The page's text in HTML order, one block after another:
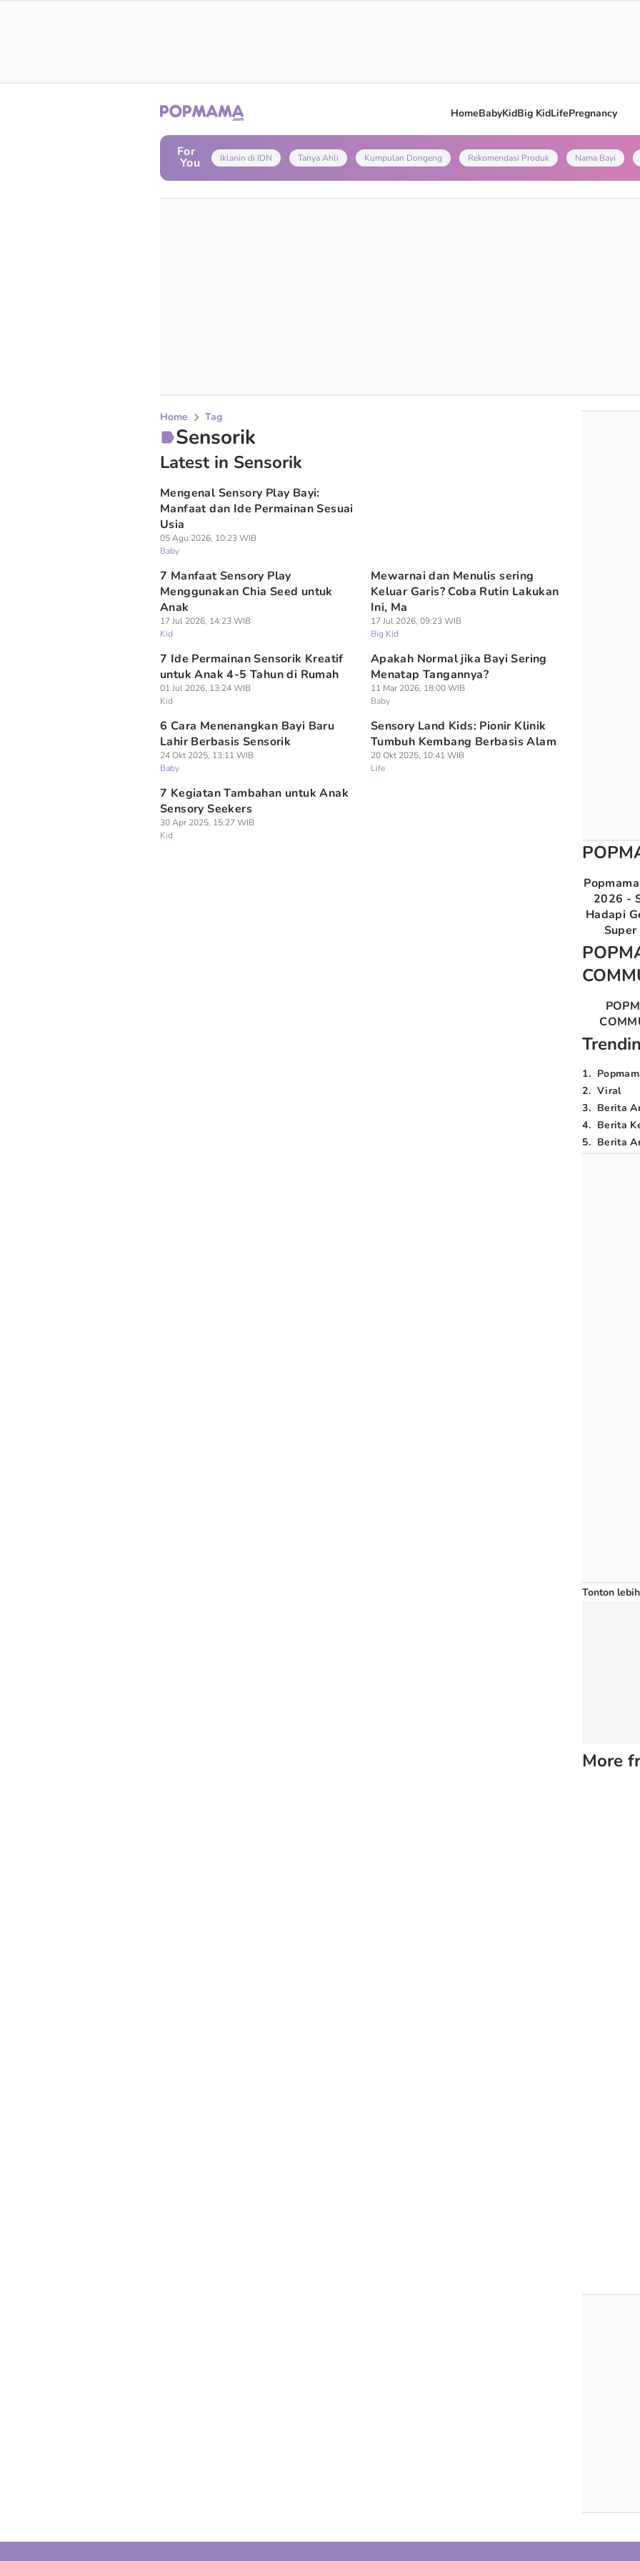
HomeBabyKidBig KidLifePregnancy
For
You Iklanin di IDN Tanya Ahli Kumpulan Dongeng Rekomendasi Produk Nama Bayi
Home Tag
Sensorik
Latest in Sensorik
Mengenal Sensory Play Bayi:
Manfaat dan Ide Permainan Sesuai
Usia
05 Agu 2026, 10:23 WIB
Baby
7 Manfaat Sensory Play
Menggunakan Chia Seed untuk
Anak
17 Jul 2026, 14:23 WIB
Kid
Mewarnai dan Menulis sering
Keluar Garis? Coba Rutin Lakukan
Ini, Ma
17 Jul 2026, 09:23 WIB
Big Kid
7 Ide Permainan Sensorik Kreatif
untuk Anak 4-5 Tahun di Rumah
01 Jul 2026, 13:24 WIB
Kid
Apakah Normal jika Bayi Sering
Menatap Tangannya?
11 Mar 2026, 18:00 WIB
Baby
6 Cara Menenangkan Bayi Baru
Lahir Berbasis Sensorik
24 Okt 2025, 13:11 WIB
Baby
Sensory Land Kids: Pionir Klinik
Tumbuh Kembang Berbasis Alam
20 Okt 2025, 10:41 WIB
Life
7 Kegiatan Tambahan untuk Anak
Sensory Seekers
30 Apr 2025, 15:27 WIB
Kid
2026 -
Hadapi
1.
2. Viral
3. Berita
4. Berita
5. Berita
Tonton
More